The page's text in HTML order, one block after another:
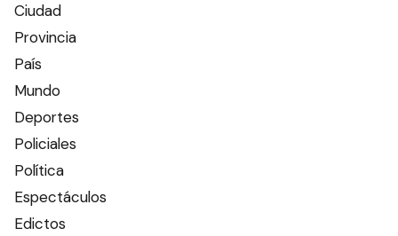
Ciudad
Provincia
País
Mundo
Deportes
Policiales
Política
Espectáculos
Edictos